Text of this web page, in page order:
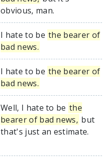
obvious, man.
I hate to be the bearer of
bad news.
I hate to be the bearer of
bad news.
Well, I hate to be the
bearer of bad news, but
that's just an estimate.